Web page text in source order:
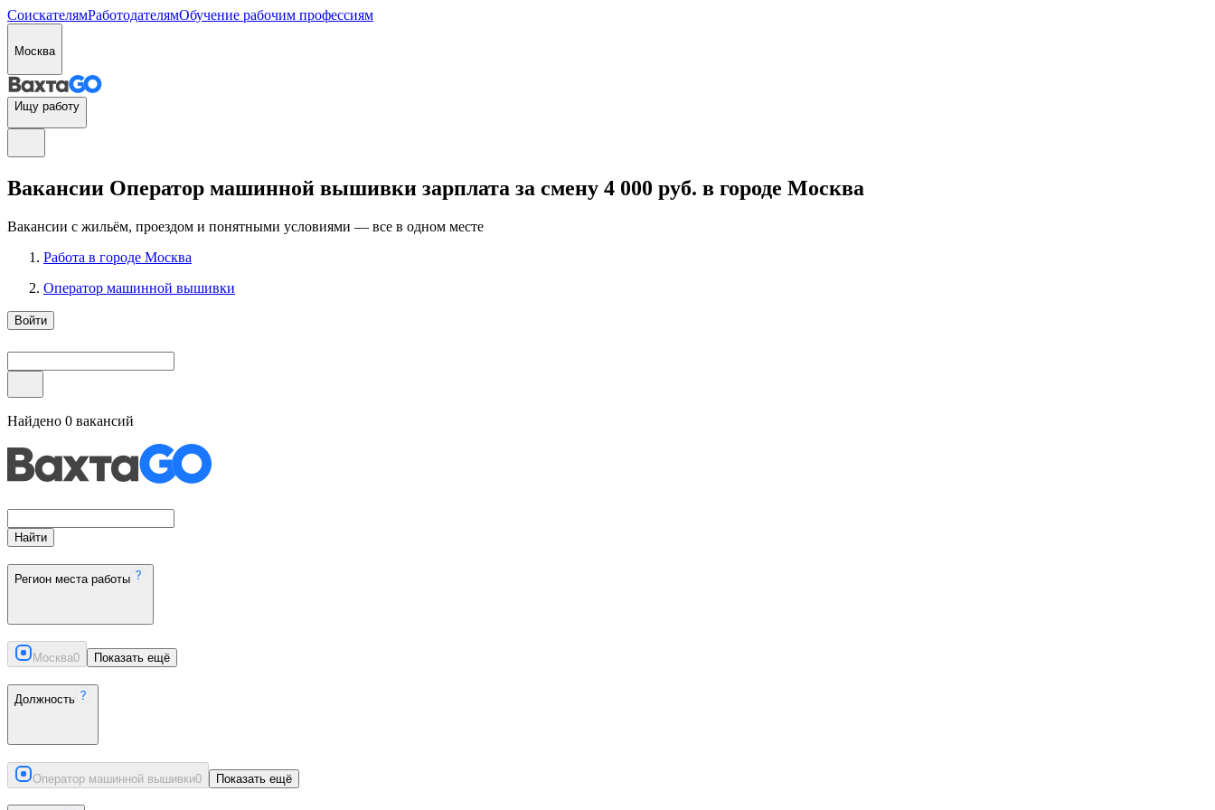
СоискателямРаботодателямОбучение рабочим профессиям
Москва
Ищу работу
Вакансии Оператор машинной вышивки зарплата за смену 4 000 руб. в городе Москва
Вакансии с жильём, проездом и понятными условиями — все в одном месте
Работа в городе Москва
Оператор машинной вышивки
Войти
Найдено 0 вакансий
Найти
Регион места работы
Москва0 Показать ещё
Должность
Оператор машинной вышивки0 Показать ещё